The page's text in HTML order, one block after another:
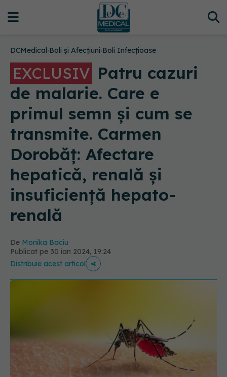
DCMedical›Boli și Afecțiuni›Boli Infecțioase
EXCLUSIV Patru cazuri
de malarie. Care e
primul semn și cum se
transmite. Carmen
Dorobăț: Afectare
hepatică, renală și
insuficiență hepato-
renală
De Monika Baciu
Publicat pe 30 ian 2024, 19:24
Distribuie acest articol